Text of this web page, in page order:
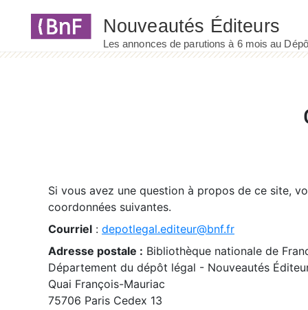
Si vous avez une question à propos de ce site,
coordonnées suivantes.
Courriel : depotlegal.editeur@bnf.fr
Adresse postale : Bibliothèque nationale de
Département du dépôt légal - Nouveautés
Quai François-Mauriac
75706 Paris Cedex 13